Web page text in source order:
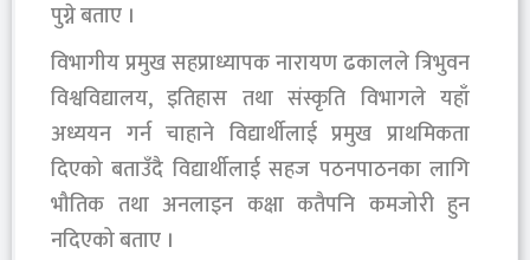
पुग्ने बताए ।
विभागीय प्रमुख सहप्राध्यापक नारायण ढकालले त्रिभुवन
विश्वविद्यालय, इतिहास तथा संस्कृति विभागले यहाँ
अध्ययन गर्न चाहाने विद्यार्थीलाई प्रमुख प्राथमिकता
दिएको बताउँदै विद्यार्थीलाई सहज पठनपाठनका लागि
भौतिक तथा अनलाइन कक्षा कतैपनि कमजोरी हुन
नदिएको बताए ।